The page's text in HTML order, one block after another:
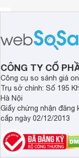
CÔNG TY CỔ
Công cụ so sánh giá
Trụ sở chính: Số 195
Hà Nội
Giấy chứng nhận đăng
cấp ngày 02/12/2013